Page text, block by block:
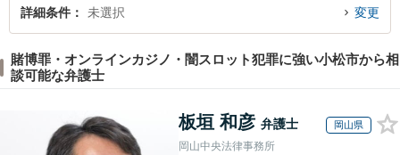
したい』などでお困りの相談者さんにおすすめです。
詳細条件 未選択 変更
賭博罪・オンラインカジノ・闇スロット犯罪に強い小松市から相
談可能な弁護士
板垣 和彦 弁護士 岡山県
岡山中央法律事務所